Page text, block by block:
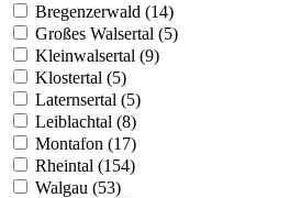
Bregenzerwald (14)
Großes Walsertal (5)
Kleinwalsertal (9)
Klostertal (5)
Laternsertal (5)
Leiblachtal (8)
Montafon (17)
Rheintal (154)
Walgau (53)